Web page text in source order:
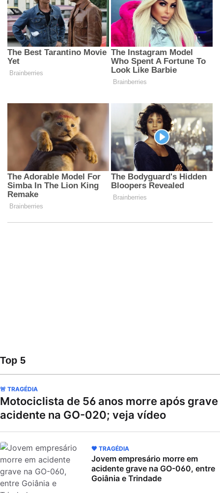
Top 5
🚨 TRAGÉDIA
Motociclista de 56 anos morre após grave
acidente na GO-020; veja vídeo
🖤 TRAGÉDIA
Jovem empresário morre em
acidente grave na GO-060, entre
Goiânia e Trindade